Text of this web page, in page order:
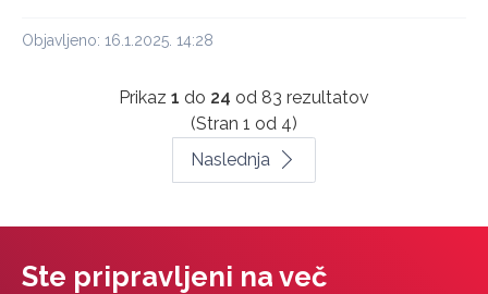
Objavljeno: 16.1.2025. 14:28
Prikaz 1 do 24 od 83 rezultatov
(Stran 1 od 4)
Naslednja
Ste pripravljeni na več